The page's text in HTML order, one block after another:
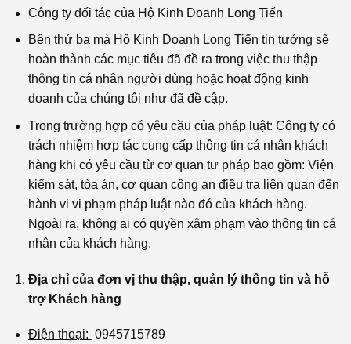
Công ty đối tác của Hộ Kinh Doanh Long Tiến
Bên thứ ba mà Hộ Kinh Doanh Long Tiến tin tưởng sẽ
hoàn thành các mục tiêu đã đề ra trong việc thu thập
thông tin cá nhân người dùng hoặc hoạt động kinh
doanh của chúng tôi như đã đề cập.
Trong trường hợp có yêu cầu của pháp luật: Công ty có
trách nhiệm hợp tác cung cấp thông tin cá nhân khách
hàng khi có yêu cầu từ cơ quan tư pháp bao gồm: Viện
kiểm sát, tòa án, cơ quan công an điều tra liên quan đến
hành vi vi phạm pháp luật nào đó của khách hàng.
Ngoài ra, không ai có quyền xâm phạm vào thông tin cá
nhân của khách hàng.
Địa chỉ của đơn vị thu thập, quản lý thông tin và hỗ
trợ Khách hàng
Điện thoại: 0945715789